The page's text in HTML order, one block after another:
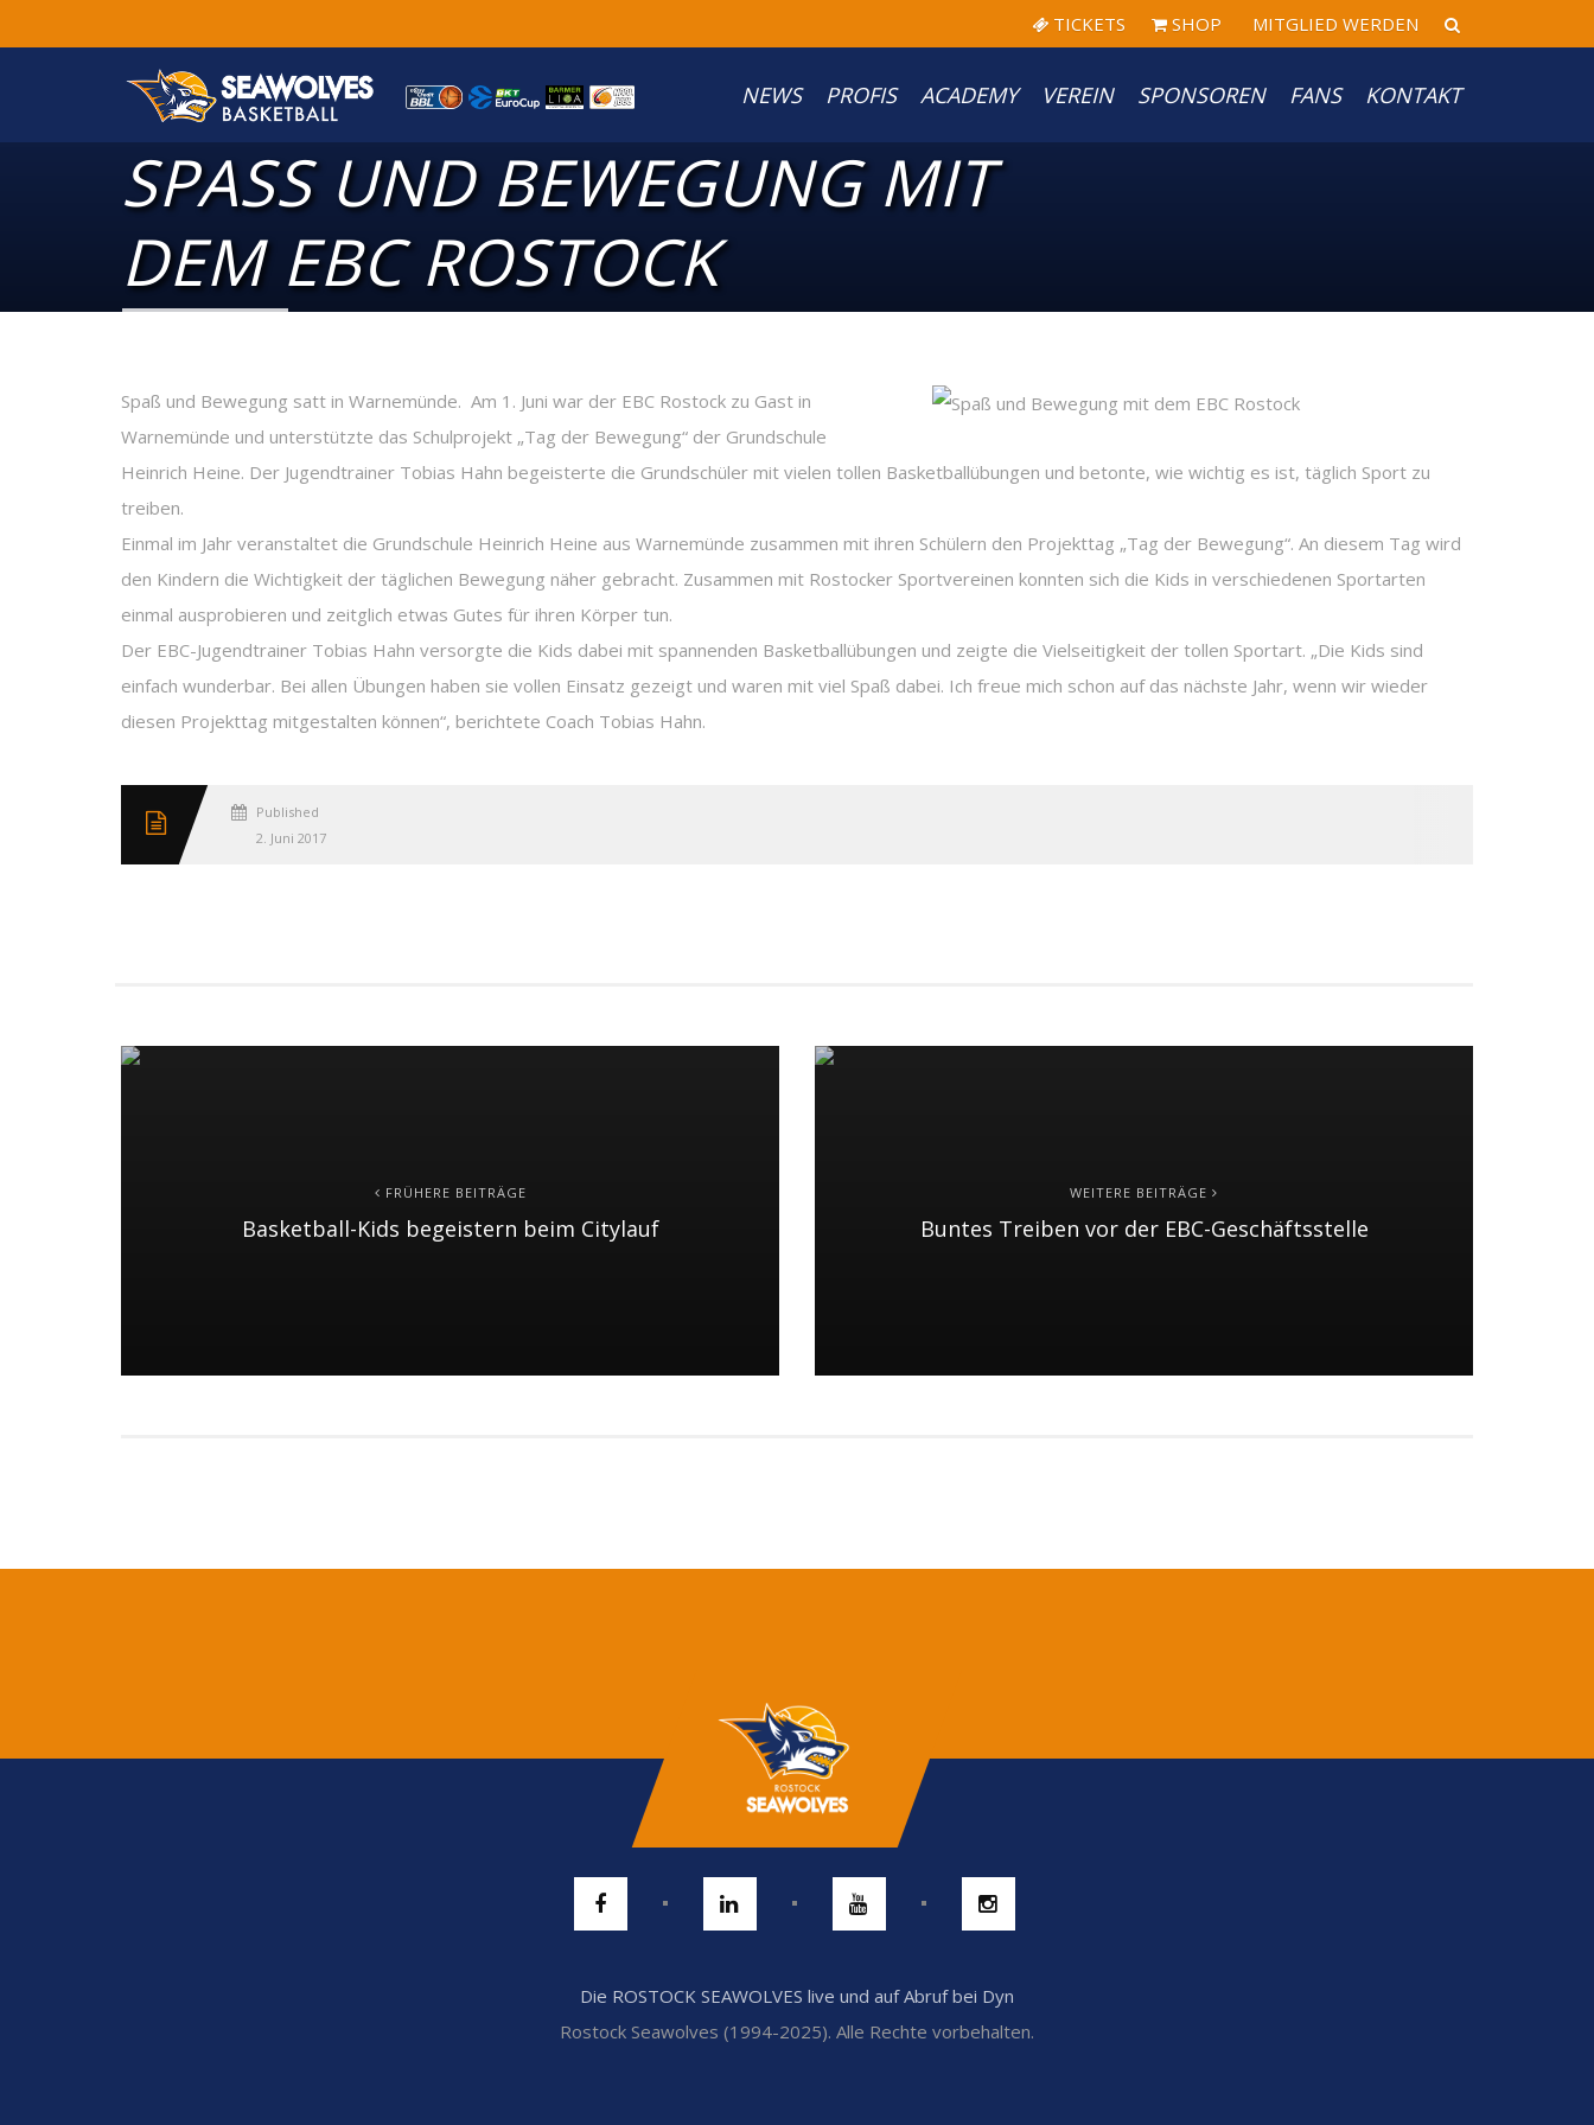
TICKETS SHOP MITGLIED WERDEN
NEWS PROFIS ACADEMY VEREIN SPONSOREN FANS KONTAKT
SPASS UND BEWEGUNG MIT D
EM EBC ROSTOCK
Spaß und Bewegung satt in Warnemünde. Am 1. Juni war der EBC Rostock zu Gast in
Warnemünde und unterstützte das Schulprojekt „Tag der Bewegung“ der Grundschule
Heinrich Heine. Der Jugendtrainer Tobias Hahn begeisterte die Grundschüler mit vielen tollen Basketballübungen und betonte, wie wichtig es ist, täglich Sport zu
treiben.
Einmal im Jahr veranstaltet die Grundschule Heinrich Heine aus Warnemünde zusammen mit ihren Schülern den Projekttag „Tag der Bewegung“. An diesem Tag wird
den Kindern die Wichtigkeit der täglichen Bewegung näher gebracht. Zusammen mit Rostocker Sportvereinen konnten sich die Kids in verschiedenen Sportarten
einmal ausprobieren und zeitglich etwas Gutes für ihren Körper tun.
Der EBC-Jugendtrainer Tobias Hahn versorgte die Kids dabei mit spannenden Basketballübungen und zeigte die Vielseitigkeit der tollen Sportart. „Die Kids sind
einfach wunderbar. Bei allen Übungen haben sie vollen Einsatz gezeigt und waren mit viel Spaß dabei. Ich freue mich schon auf das nächste Jahr, wenn wir wieder
diesen Projekttag mitgestalten können“, berichtete Coach Tobias Hahn.
Published
2. Juni 2017
FRÜHERE BEITRÄGE
Basketball-Kids begeistern beim Citylauf
WEITERE BEITRÄGE
Buntes Treiben vor der EBC-Geschäftsstelle
Die ROSTOCK SEAWOLVES live und auf Abruf bei Dyn
Rostock Seawolves (1994-2025). Alle Rechte vorbehalten.